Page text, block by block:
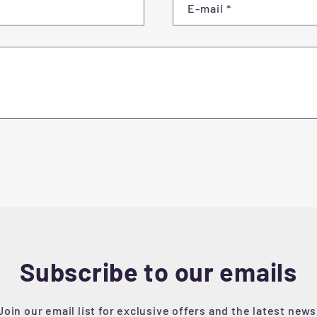
E-mail *
Subscribe to our emails
our email list for exclusive offers and the latest